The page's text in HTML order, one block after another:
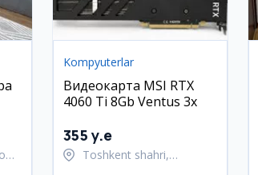
Kompyuterlar
Видеокарта MSI RTX
4060 Ti 8Gb Ventus 3x
355 y.e
Toshkent shahri,